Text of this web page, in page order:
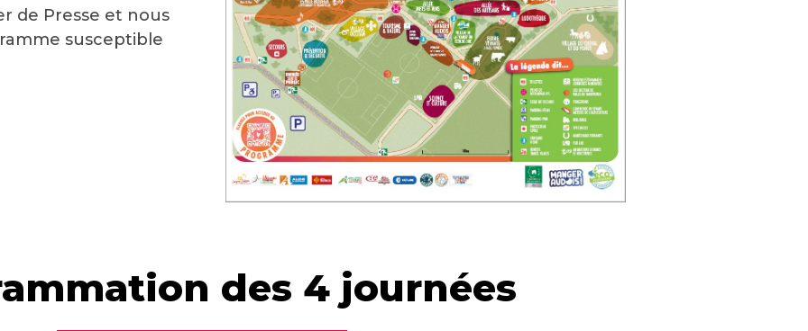
de Presse et nous
susceptible
des 4 journées